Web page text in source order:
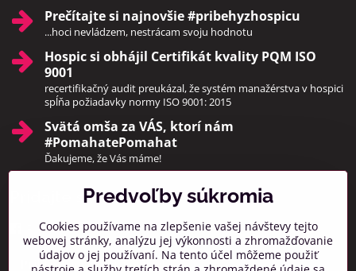
Prečítajte si najnovšie #pribehyzhospicu
...hoci nevládzem, nestrácam svoju hodnotu
Hospic si obhájil Certifikát kvality PQM ISO
9001
recertifikačný audit preukázal, že systém manažérstva v hospici
spĺňa požiadavky normy ISO 9001: 2015
Svätá omša za VÁS, ktorí nám
#PomahatePomahat
Ďakujeme, že Vás máme!
Pridajte sa k nám
Facebook Instagram
Prihlásiť na odber noviniek
Predvoľby súkromia
Cookies používame na zlepšenie vašej návštevy tejto
webovej stránky, analýzu jej výkonnosti a zhromažďovanie
údajov o jej používaní. Na tento účel môžeme použiť